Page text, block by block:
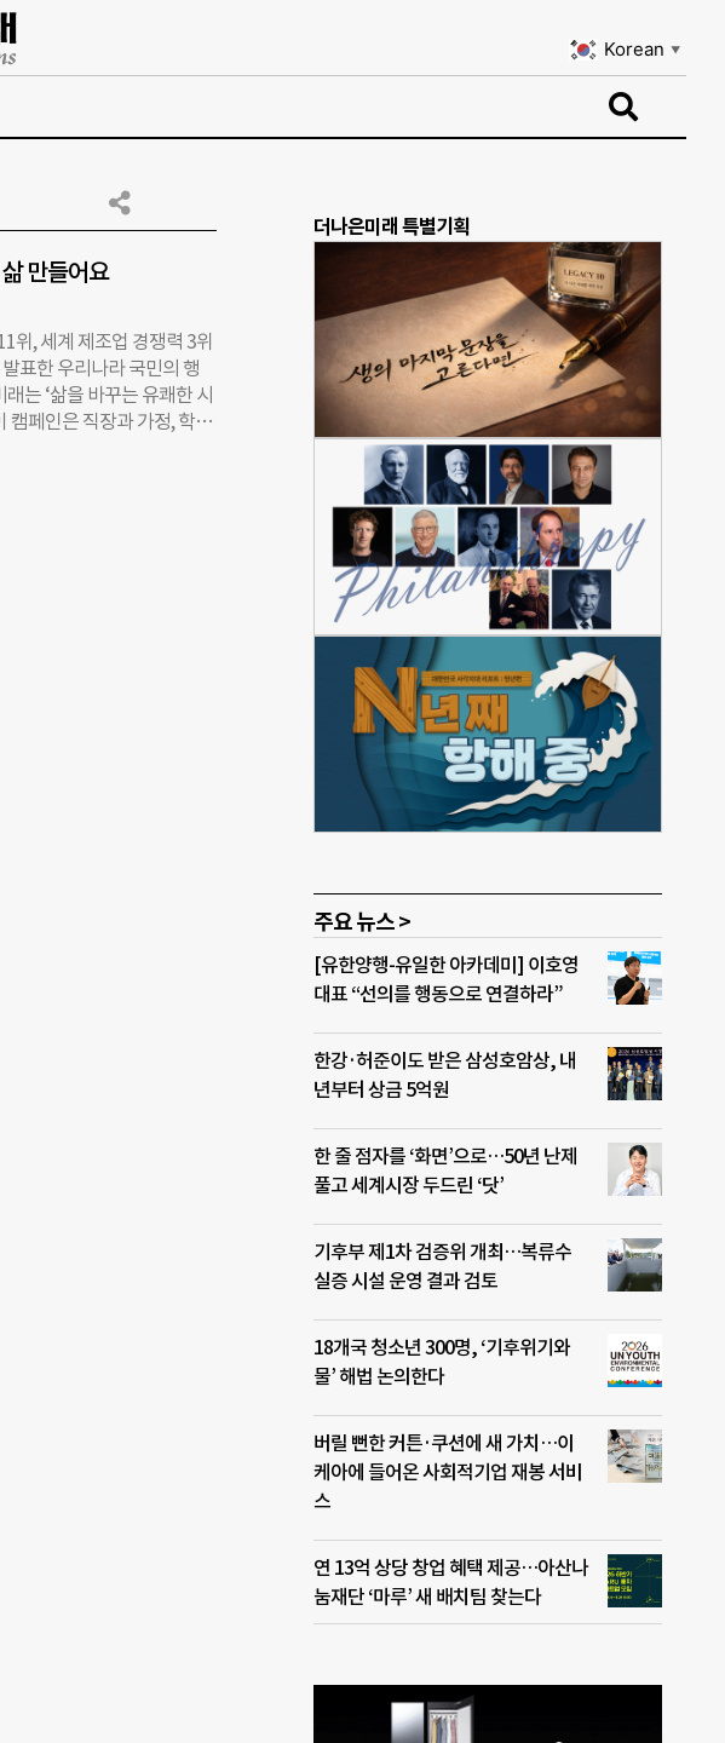
Korean ▼
만들어요
, 세계 제조업 경쟁력 3위
표한 우리나라 국민의 행
는 ‘삶을 바꾸는 유쾌한 시
캠페인은 직장과 가정, 학교,
더나은미래 특별기획
주요 뉴스 >
[유한양행-유일한 아카데미] 이호영
대표 “선의를 행동으로 연결하라”
한강·허준이도 받은 삼성호암상, 내
년부터 상금 5억원
한 줄 점자를 ‘화면’으로…50년 난제
풀고 세계시장 두드린 ‘닷’
기후부 제1차 검증위 개최…복류수
실증 시설 운영 결과 검토
18개국 청소년 300명, ‘기후위기와
물’ 해법 논의한다
버릴 뻔한 커튼·쿠션에 새 가치…이
케아에 들어온 사회적기업 재봉 서비
스
연 13억 상당 창업 혜택 제공…아산나
눔재단 ‘마루’ 새 배치팀 찾는다